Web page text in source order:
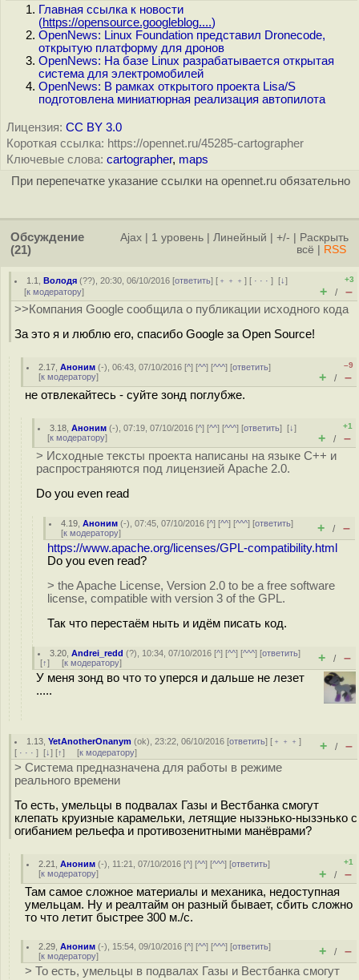
Главная ссылка к новости
(https://opensource.googleblog....)
OpenNews: Linux Foundation представил Dronecode,
открытую платформу для дронов
OpenNews: На базе Linux разрабатывается открытая
система для электромобилей
OpenNews: В рамках открытого проекта Lisa/S
подготовлена миниатюрная реализация автопилота
Лицензия: CC BY 3.0
Короткая ссылка: https://opennet.ru/45285-cartographer
Ключевые слова: cartographer, maps
При перепечатке указание ссылки на opennet.ru обязательно
Обсуждение
(21)
Ajax 1 уровень Линейный +/-
Раскрыть
всё
RSS
1.1 ,Володя (??), 20:30, 06/10/2016 [ответить] [ ﹢﹢﹢] [ · · ·][↓]
[к модератору]
+3
+ / –
>>Компания Google сообщила о публикации исходного кода
За это я и люблю его, спасибо Google за Open Source!
2.17 ,Аноним (-), 06:43, 07/10/2016 [^] [^^] [^^^] [ответить]
[к модератору]
–9
+ / –
не отвлекайтесь - суйте зонд поглубже.
3.18 ,Аноним (-), 07:19, 07/10/2016 [^] [^^] [^^^] [ответить][↓]
[к модератору]
+1
+ / –
> Исходные тексты проекта написаны на языке С++ и
распространяются под лицензией Apache 2.0.
Do you even read
4.19 ,Аноним (-), 07:45, 07/10/2016 [^] [^^] [^^^] [ответить]
[к модератору] + / –
https://www.apache.org/licenses/GPL-compatibility.html
Do you even read?
> the Apache License, Version 2.0 to be a free software
license, compatible with version 3 of the GPL.
Так что перестаём ныть и идём писать код.
3.20 ,Andrei_redd (?), 10:34, 07/10/2016 [^] [^^] [^^^] [ответить]
[↑] [к модератору] + / –
У меня зонд во что то уперся и дальше не лезет
.....
1.13 ,YetAnotherOnanym (ok), 23:22, 06/10/2016 [ответить] [ ﹢﹢﹢]
[ · · · ] [↓] [↑] [к модератору] + / –
> Система предназначена для работы в режиме
реального времени
То есть, умельцы в подвалах Газы и Вестбанка смогут
клепать круизные карамельки, летящие нызэнько-нызэнько с
огибанием рельефа и противозенитными манёврами?
2.21 ,Аноним (-), 11:21, 07/10/2016 [^] [^^] [^^^] [ответить]
[к модератору]
+1
+ / –
Там самое сложное материалы и механика, недоступная
умельцам. Ну и реалтайм он разный бывает, сбить сложно
то что летит быстрее 300 м./с.
2.29 ,Аноним (-), 15:54, 09/10/2016 [^] [^^] [^^^] [ответить]
[к модератору] + / –
> То есть, умельцы в подвалах Газы и Вестбанка смогут